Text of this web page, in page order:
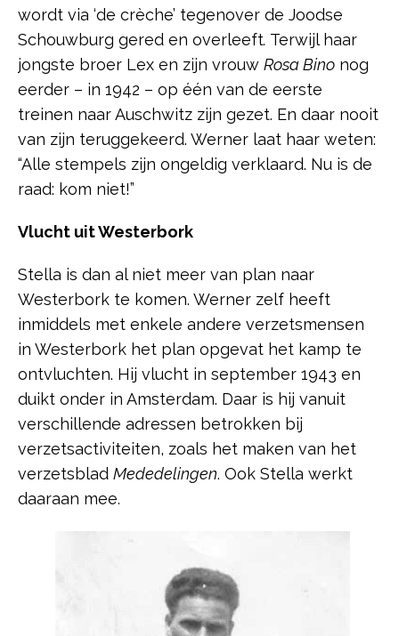
wordt via ‘de crèche’ tegenover de Joodse
Schouwburg gered en overleeft. Terwijl haar
jongste broer Lex en zijn vrouw Rosa Bino nog
eerder – in 1942 – op één van de eerste
treinen naar Auschwitz zijn gezet. En daar nooit
van zijn teruggekeerd. Werner laat haar weten:
“Alle stempels zijn ongeldig verklaard. Nu is de
raad: kom niet!”
Vlucht uit Westerbork
Stella is dan al niet meer van plan naar
Westerbork te komen. Werner zelf heeft
inmiddels met enkele andere verzetsmensen
in Westerbork het plan opgevat het kamp te
ontvluchten. Hij vlucht in september 1943 en
duikt onder in Amsterdam. Daar is hij vanuit
verschillende adressen betrokken bij
verzetsactiviteiten, zoals het maken van het
verzetsblad Mededelingen. Ook Stella werkt
daaraan mee.